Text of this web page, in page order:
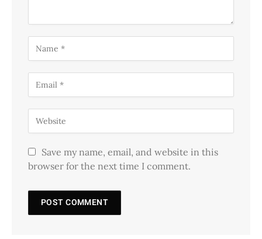
Save my name, email, and website in this
browser for the next time I comment.